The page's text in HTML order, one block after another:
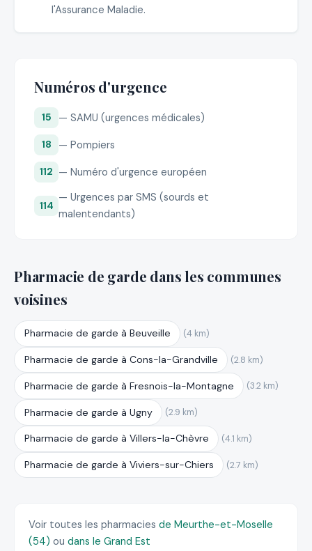
l'Assurance Maladie.
Numéros d'urgence
15 — SAMU (urgences médicales)
18 — Pompiers
112 — Numéro d'urgence européen
114
— Urgences par SMS (sourds et
malentendants)
Pharmacie de garde dans les communes
voisines
Pharmacie de garde à Beuveille (4 km)
Pharmacie de garde à Cons-la-Grandville (2.8 km)
Pharmacie de garde à Fresnois-la-Montagne (3.2 km)
Pharmacie de garde à Ugny (2.9 km)
Pharmacie de garde à Villers-la-Chèvre (4.1 km)
Pharmacie de garde à Viviers-sur-Chiers (2.7 km)
Voir toutes les pharmacies de Meurthe-et-Moselle
(54) ou dans le Grand Est